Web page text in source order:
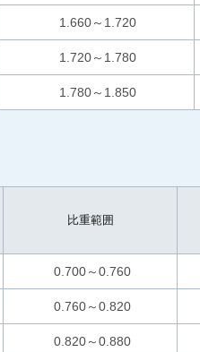
1.660～1.720
1.720～1.780
1.780～1.850
比重範囲
0.700～0.760
0.760～0.820
0.820～0.880